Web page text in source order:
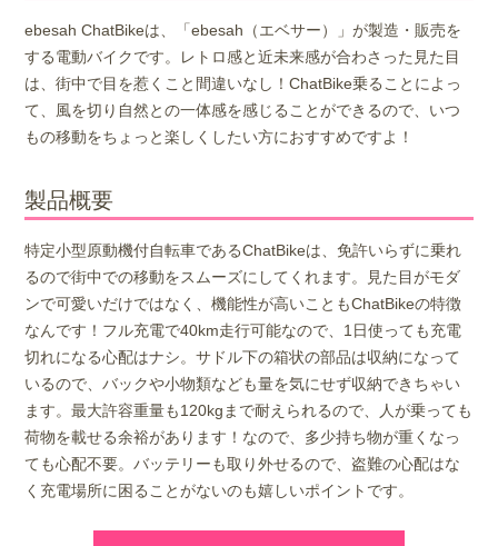
ebesah ChatBikeは、「ebesah（エベサー）」が製造・販売を
する電動バイクです。レトロ感と近未来感が合わさった見た目
は、街中で目を惹くこと間違いなし！ChatBike乗ることによっ
て、風を切り自然との一体感を感じることができるので、いつ
もの移動をちょっと楽しくしたい方におすすめですよ！
製品概要
特定小型原動機付自転車であるChatBikeは、免許いらずに乗れ
るので街中での移動をスムーズにしてくれます。見た目がモダ
ンで可愛いだけではなく、機能性が高いこともChatBikeの特徴
なんです！フル充電で40km走行可能なので、1日使っても充電
切れになる心配はナシ。サドル下の箱状の部品は収納になって
いるので、バックや小物類なども量を気にせず収納できちゃい
ます。最大許容重量も120kgまで耐えられるので、人が乗っても
荷物を載せる余裕があります！なので、多少持ち物が重くなっ
ても心配不要。バッテリーも取り外せるので、盗難の心配はな
く充電場所に困ることがないのも嬉しいポイントです。